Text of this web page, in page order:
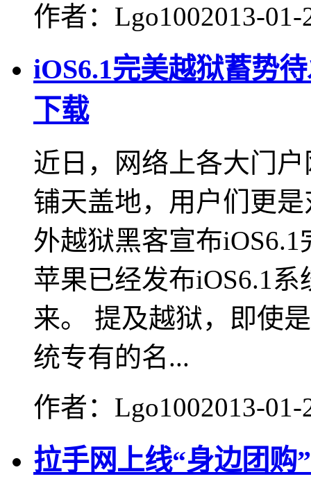
作者：Lgo1002013-01-
iOS6.1完美越狱蓄势
下载
近日，网络上各大门
铺天盖地，用户们更
外越狱黑客宣布
苹果已经发布iOS6.1
来。 提及越狱，即使
统专有的名...
作者：Lgo1002013-01-
拉手网上线“身边团购